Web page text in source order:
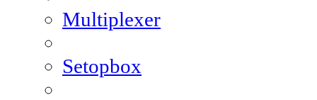
Multiplexer
Setopbox